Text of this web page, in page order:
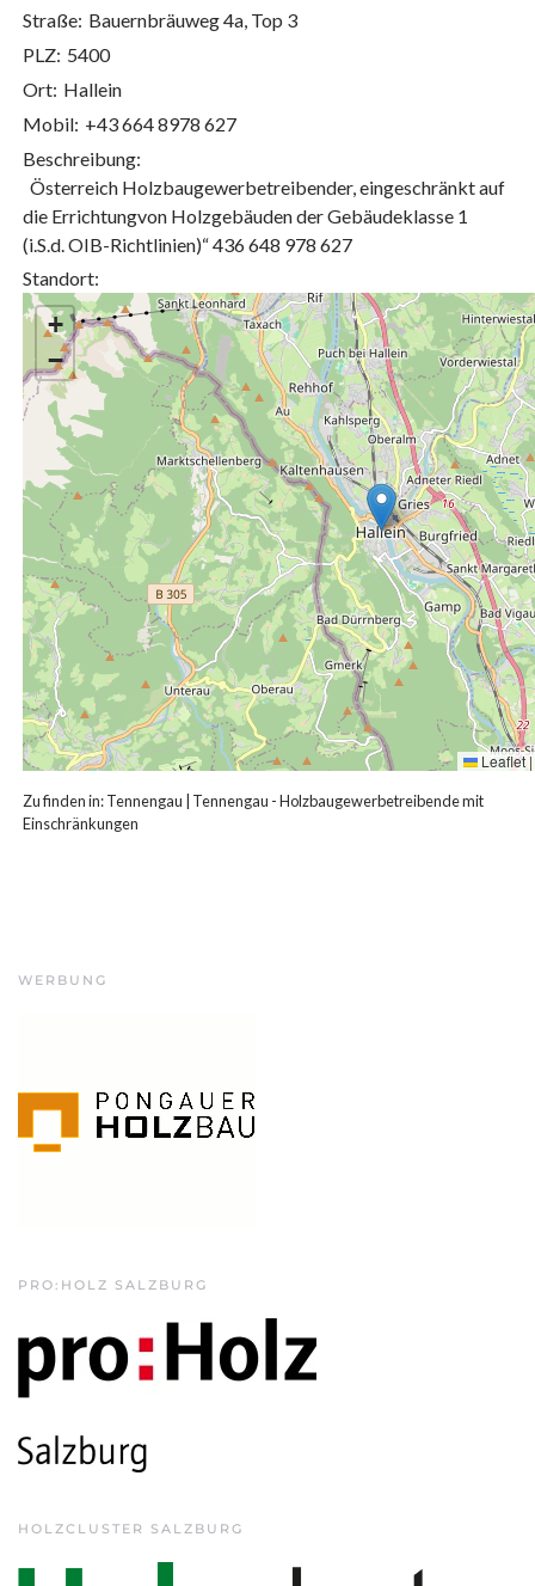
Straße: Bauernbräuweg 4a, Top 3
PLZ: 5400
Ort: Hallein
Mobil: +43 664 8978 627
Beschreibung:
Österreich Holzbaugewerbetreibender, eingeschränkt auf
die Errichtungvon Holzgebäuden der Gebäudeklasse 1
(i.S.d. OIB-Richtlinien)“ 436 648 978 627
Standort:
+
−
Leaflet|
Zu finden in:Tennengau
Tennengau - Holzbaugewerbetreibende mit
Einschränkungen
WERBUNG
PRO:HOLZ SALZBURG
HOLZCLUSTER SALZBURG